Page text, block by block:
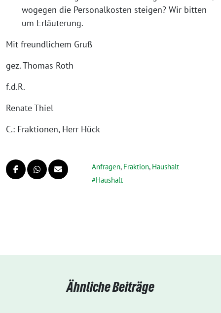
wogegen die Personalkosten steigen? Wir bitten
um Erläuterung.
Mit freundlichem Gruß
gez. Thomas Roth
f.d.R.
Renate Thiel
C.: Fraktionen, Herr Hück
Anfragen, Fraktion, Haushalt
Haushalt
Ähnliche Beiträge